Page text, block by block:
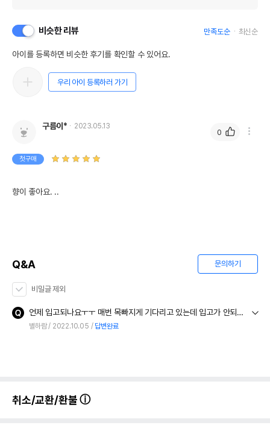
비슷한 리뷰 만족도순 최신순
아이를 등록하면 비슷한 후기를 확인할 수 있어요.
우리 아이 등록하러 가기
구름이* 2023.05.13
첫구매
향이 좋아요. ..
0
Q&A 문의하기
비밀글 제외
언제 입고되나요ㅜㅜ 매번 목빠지게 기다리고 있는데 입고가 안되네요...
별하람 2022.10.05 답변완료
취소/교환/환불